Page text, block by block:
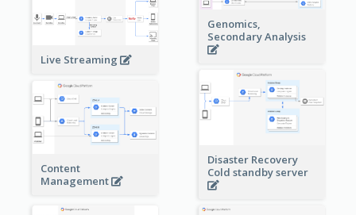
Genomics,
Secondary Analysis
Live Streaming
Disaster Recovery
Cold standby server
Content
Management